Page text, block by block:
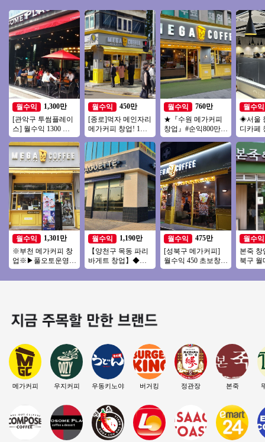
월수익
1,300만
[관악구 투썸플레이
스] 월수익 1300 고
수익/초보창업 운영
편한 투썸플레이스!
월수익
1,301만
※부천 메가커피 창
업※▶풀오토운영◀
초역세권/수익성매
장/초보창업/여성창
월수익
450만
[종로]먹자 메인자리
메가커피 창업! 1억
미만 소자본 창업 추
천
월수익
1,190만
【양천구 목동 파리
바게트 창업】◆메
인상권 양도양수◆
유동인구多 초보창
월수익
760만
★『수원 메가커피
창업』#순익800만#
창업비용저렴#리모
델링완#소자본창업#
여성창업★
월수익
475만
[성북구 메가커피]
월수익 450 초보창
업/소자본 추천드리
는 안정적인 메가커
월수익
◈서울
디카페
쉬운매
업/초
창업/여
월수익
본죽 창
북구 월
원, 권
양도양
메가커피 우지커피 우동키노야 버거킹 정관장 본죽